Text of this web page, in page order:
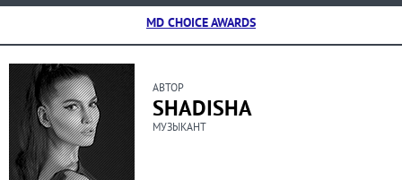
MD CHOICE AWARDS
АВТОР
SHADISHA
МУЗЫКАНТ